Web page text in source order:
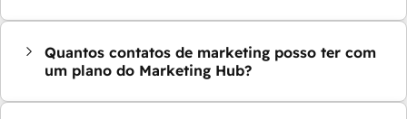
Quantos contatos de marketing posso ter com
um plano do Marketing Hub?